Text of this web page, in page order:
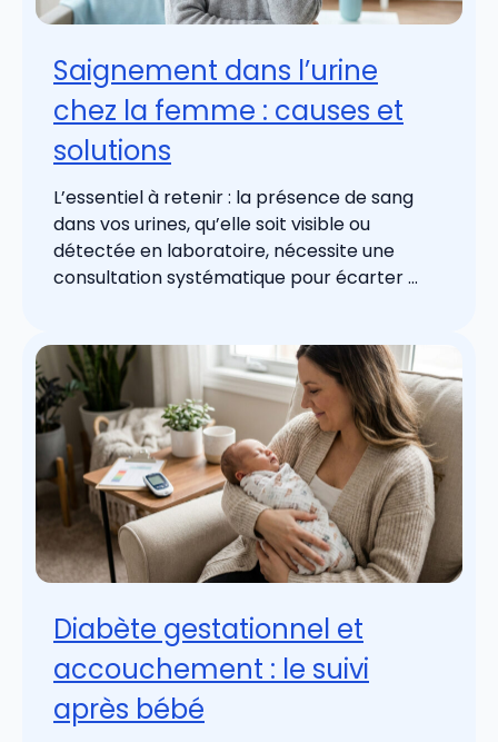
Saignement dans l’urine
chez la femme : causes et
solutions
L’essentiel à retenir : la présence de sang
dans vos urines, qu’elle soit visible ou
détectée en laboratoire, nécessite une
consultation systématique pour écarter ...
Diabète gestationnel et
accouchement : le suivi
après bébé